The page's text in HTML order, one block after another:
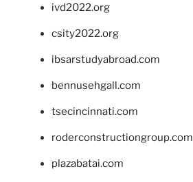
ivd2022.org
csity2022.org
ibsarstudyabroad.com
bennusehgall.com
tsecincinnati.com
roderconstructiongroup.com
plazabatai.com